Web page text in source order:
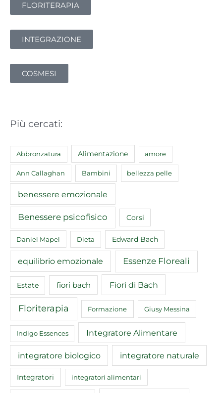
FLORITERAPIA
INTEGRAZIONE
COSMESI
Più cercati:
Abbronzatura Alimentazione amore
Ann Callaghan Bambini bellezza pelle
benessere emozionale
Benessere psicofisico Corsi
Daniel Mapel Dieta Edward Bach
equilibrio emozionale Essenze Floreali
Estate fiori bach Fiori di Bach
Floriterapia Formazione Giusy Messina
Indigo Essences Integratore Alimentare
integratore biologico integratore naturale
Integratori integratori alimentari